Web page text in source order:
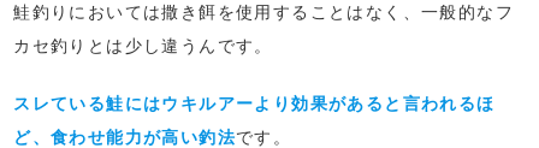
鮭釣りにおいては撒き餌を使用することはなく、一般的なフ
カセ釣りとは少し違うんです。
スレている鮭にはウキルアーより効果があると言われるほ
ど、食わせ能力が高い釣法です。